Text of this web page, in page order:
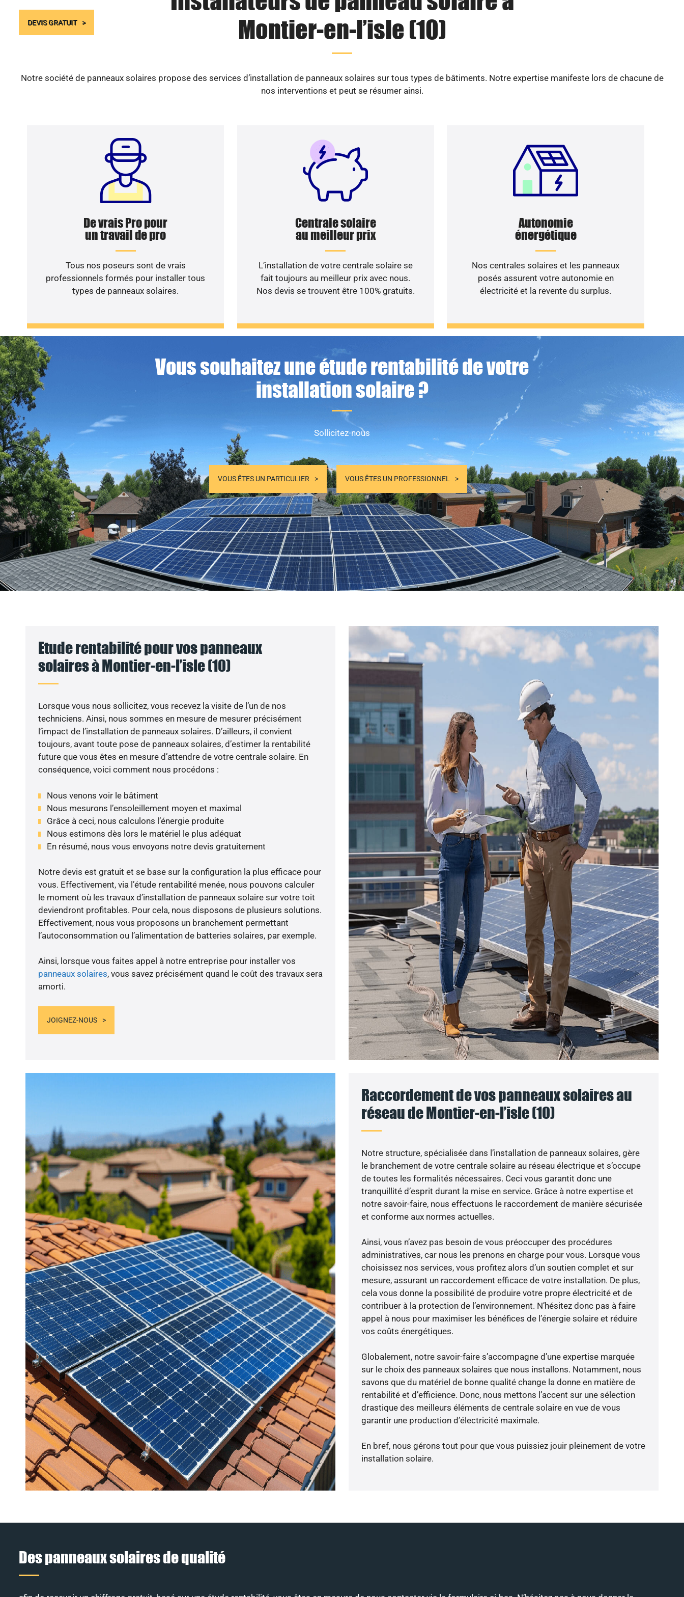
DEVIS GRATUIT
Montier-en-l’isle (10)
Notre société de panneaux solaires propose des services d’installation de panneaux solaires sur tous types de bâtiments. Notre expertise manifeste lors de chacune de
nos interventions et peut se résumer ainsi.
De vrais Pro pour
un travail de pro
Tous nos poseurs sont de vrais
professionnels formés pour installer tous
types de panneaux solaires.
Centrale solaire
au meilleur prix
L’installation de votre centrale solaire se
fait toujours au meilleur prix avec nous.
Nos devis se trouvent être 100% gratuits.
Autonomie
énergétique
Nos centrales solaires et les panneaux
posés assurent votre autonomie en
électricité et la revente du surplus.
Vous souhaitez une étude rentabilité de votre
installation solaire ?
Sollicitez-nous
VOUS ÊTES UN PARTICULIER VOUS ÊTES UN PROFESSIONNEL
Etude rentabilité pour vos panneaux
solaires à Montier-en-l’isle (10)
Lorsque vous nous sollicitez, vous recevez la visite de l’un de nos
techniciens. Ainsi, nous sommes en mesure de mesurer précisément
l’impact de l’installation de panneaux solaires. D’ailleurs, il convient
toujours, avant toute pose de panneaux solaires, d’estimer la rentabilité
future que vous êtes en mesure d’attendre de votre centrale solaire. En
conséquence, voici comment nous procédons :
Nous venons voir le bâtiment
Nous mesurons l’ensoleillement moyen et maximal
Grâce à ceci, nous calculons l’énergie produite
Nous estimons dès lors le matériel le plus adéquat
En résumé, nous vous envoyons notre devis gratuitement
Notre devis est gratuit et se base sur la configuration la plus efficace pour
vous. Effectivement, via l’étude rentabilité menée, nous pouvons calculer
le moment où les travaux d’installation de panneaux solaire sur votre toit
deviendront profitables. Pour cela, nous disposons de plusieurs solutions.
Effectivement, nous vous proposons un branchement permettant
l’autoconsommation ou l’alimentation de batteries solaires, par exemple.
Ainsi, lorsque vous faites appel à notre entreprise pour installer vos
panneaux solaires, vous savez précisément quand le coût des travaux sera
amorti.
JOIGNEZ-NOUS
Raccordement de vos panneaux solaires au
réseau de Montier-en-l’isle (10)
Notre structure, spécialisée dans l’installation de panneaux solaires, gère
le branchement de votre centrale solaire au réseau électrique et s’occupe
de toutes les formalités nécessaires. Ceci vous garantit donc une
tranquillité d’esprit durant la mise en service. Grâce à notre expertise et
notre savoir-faire, nous effectuons le raccordement de manière sécurisée
et conforme aux normes actuelles.
Ainsi, vous n’avez pas besoin de vous préoccuper des procédures
administratives, car nous les prenons en charge pour vous. Lorsque vous
choisissez nos services, vous profitez alors d’un soutien complet et sur
mesure, assurant un raccordement efficace de votre installation. De plus,
cela vous donne la possibilité de produire votre propre électricité et de
contribuer à la protection de l’environnement. N’hésitez donc pas à faire
appel à nous pour maximiser les bénéfices de l’énergie solaire et réduire
vos coûts énergétiques.
Globalement, notre savoir-faire s’accompagne d’une expertise marquée
sur le choix des panneaux solaires que nous installons. Notamment, nous
savons que du matériel de bonne qualité change la donne en matière de
rentabilité et d’efficience. Donc, nous mettons l’accent sur une sélection
drastique des meilleurs éléments de centrale solaire en vue de vous
garantir une production d’électricité maximale.
En bref, nous gérons tout pour que vous puissiez jouir pleinement de votre
installation solaire.
Des panneaux solaires de qualité